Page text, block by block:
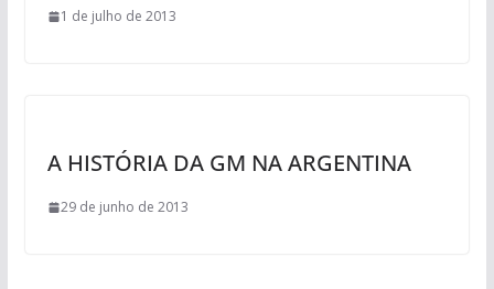
1 de julho de 2013
A HISTÓRIA DA GM NA ARGENTINA
29 de junho de 2013